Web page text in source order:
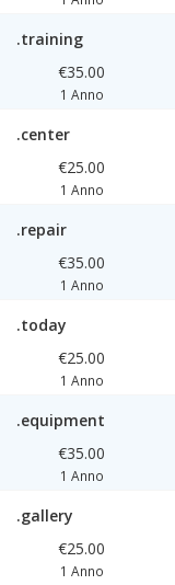
.training
€35.00
1 Anno
.center
€25.00
1 Anno
.repair
€35.00
1 Anno
.today
€25.00
1 Anno
.equipment
€35.00
1 Anno
.gallery
€25.00
1 Anno